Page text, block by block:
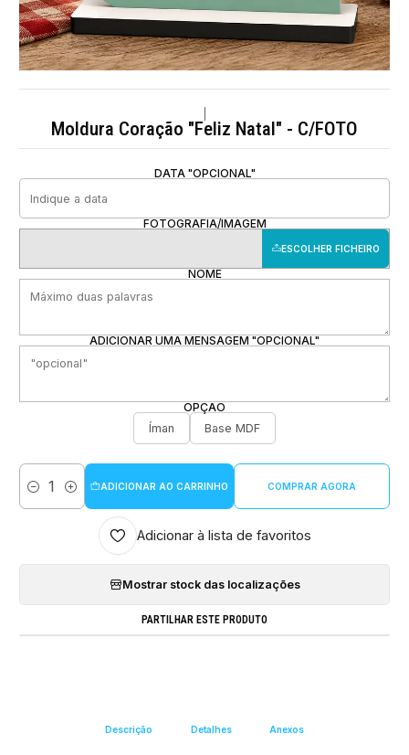
Moldura Coração "Feliz Natal" - C/FOTO
DATA "OPCIONAL"
FOTOGRAFIA/IMAGEM
ESCOLHER FICHEIRO
NOME
ADICIONAR UMA MENSAGEM "OPCIONAL"
OPÇÃO
Íman
Base MDF
Quantidade
ADICIONAR AO CARRINHO COMPRAR AGORA
Adicionar à lista de favoritos
Mostrar stock das localizações
PARTILHAR ESTE PRODUTO
Descrição Detalhes Anexos